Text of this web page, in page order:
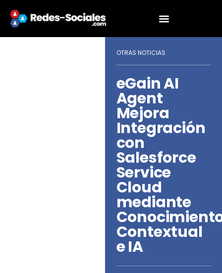
OTRAS NOTICIAS
eGain AI
Agent
Mejora
Integración
con
Salesforce
Service
Cloud
mediante
Contextual
e IA